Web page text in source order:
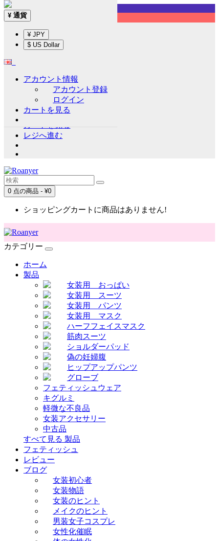
Sign up!
通貨
アカウント情報
アカウント登録
ログイン
ウイッシュリスト (0)
レジへ進む
0 点の商品 - ¥0
ショッピングカートに商品はありません!
¥ 通貨
¥ JPY
$ US Dollar
アカウント情報
アカウント登録
ログイン
カートを見る
カテゴリー
ホーム
製品
女装用 おっぱい
女装用 スーツ
女装用 パンツ
女装用 マスク
ハーフフェイスマスク
筋肉スーツ
ショルダーパッド
偽の妊婦腹
ヒップアップパンツ
グローブ
フェティッシュウェア
キグルミ
軽微な不良品
女装アクセサリー
中古品
すべて見る 製品
フェティッシュ
レビュー
ブログ
女装初心者
女装物語
女装のヒント
メイクのヒント
男装女子コスプレ
女性化催眠